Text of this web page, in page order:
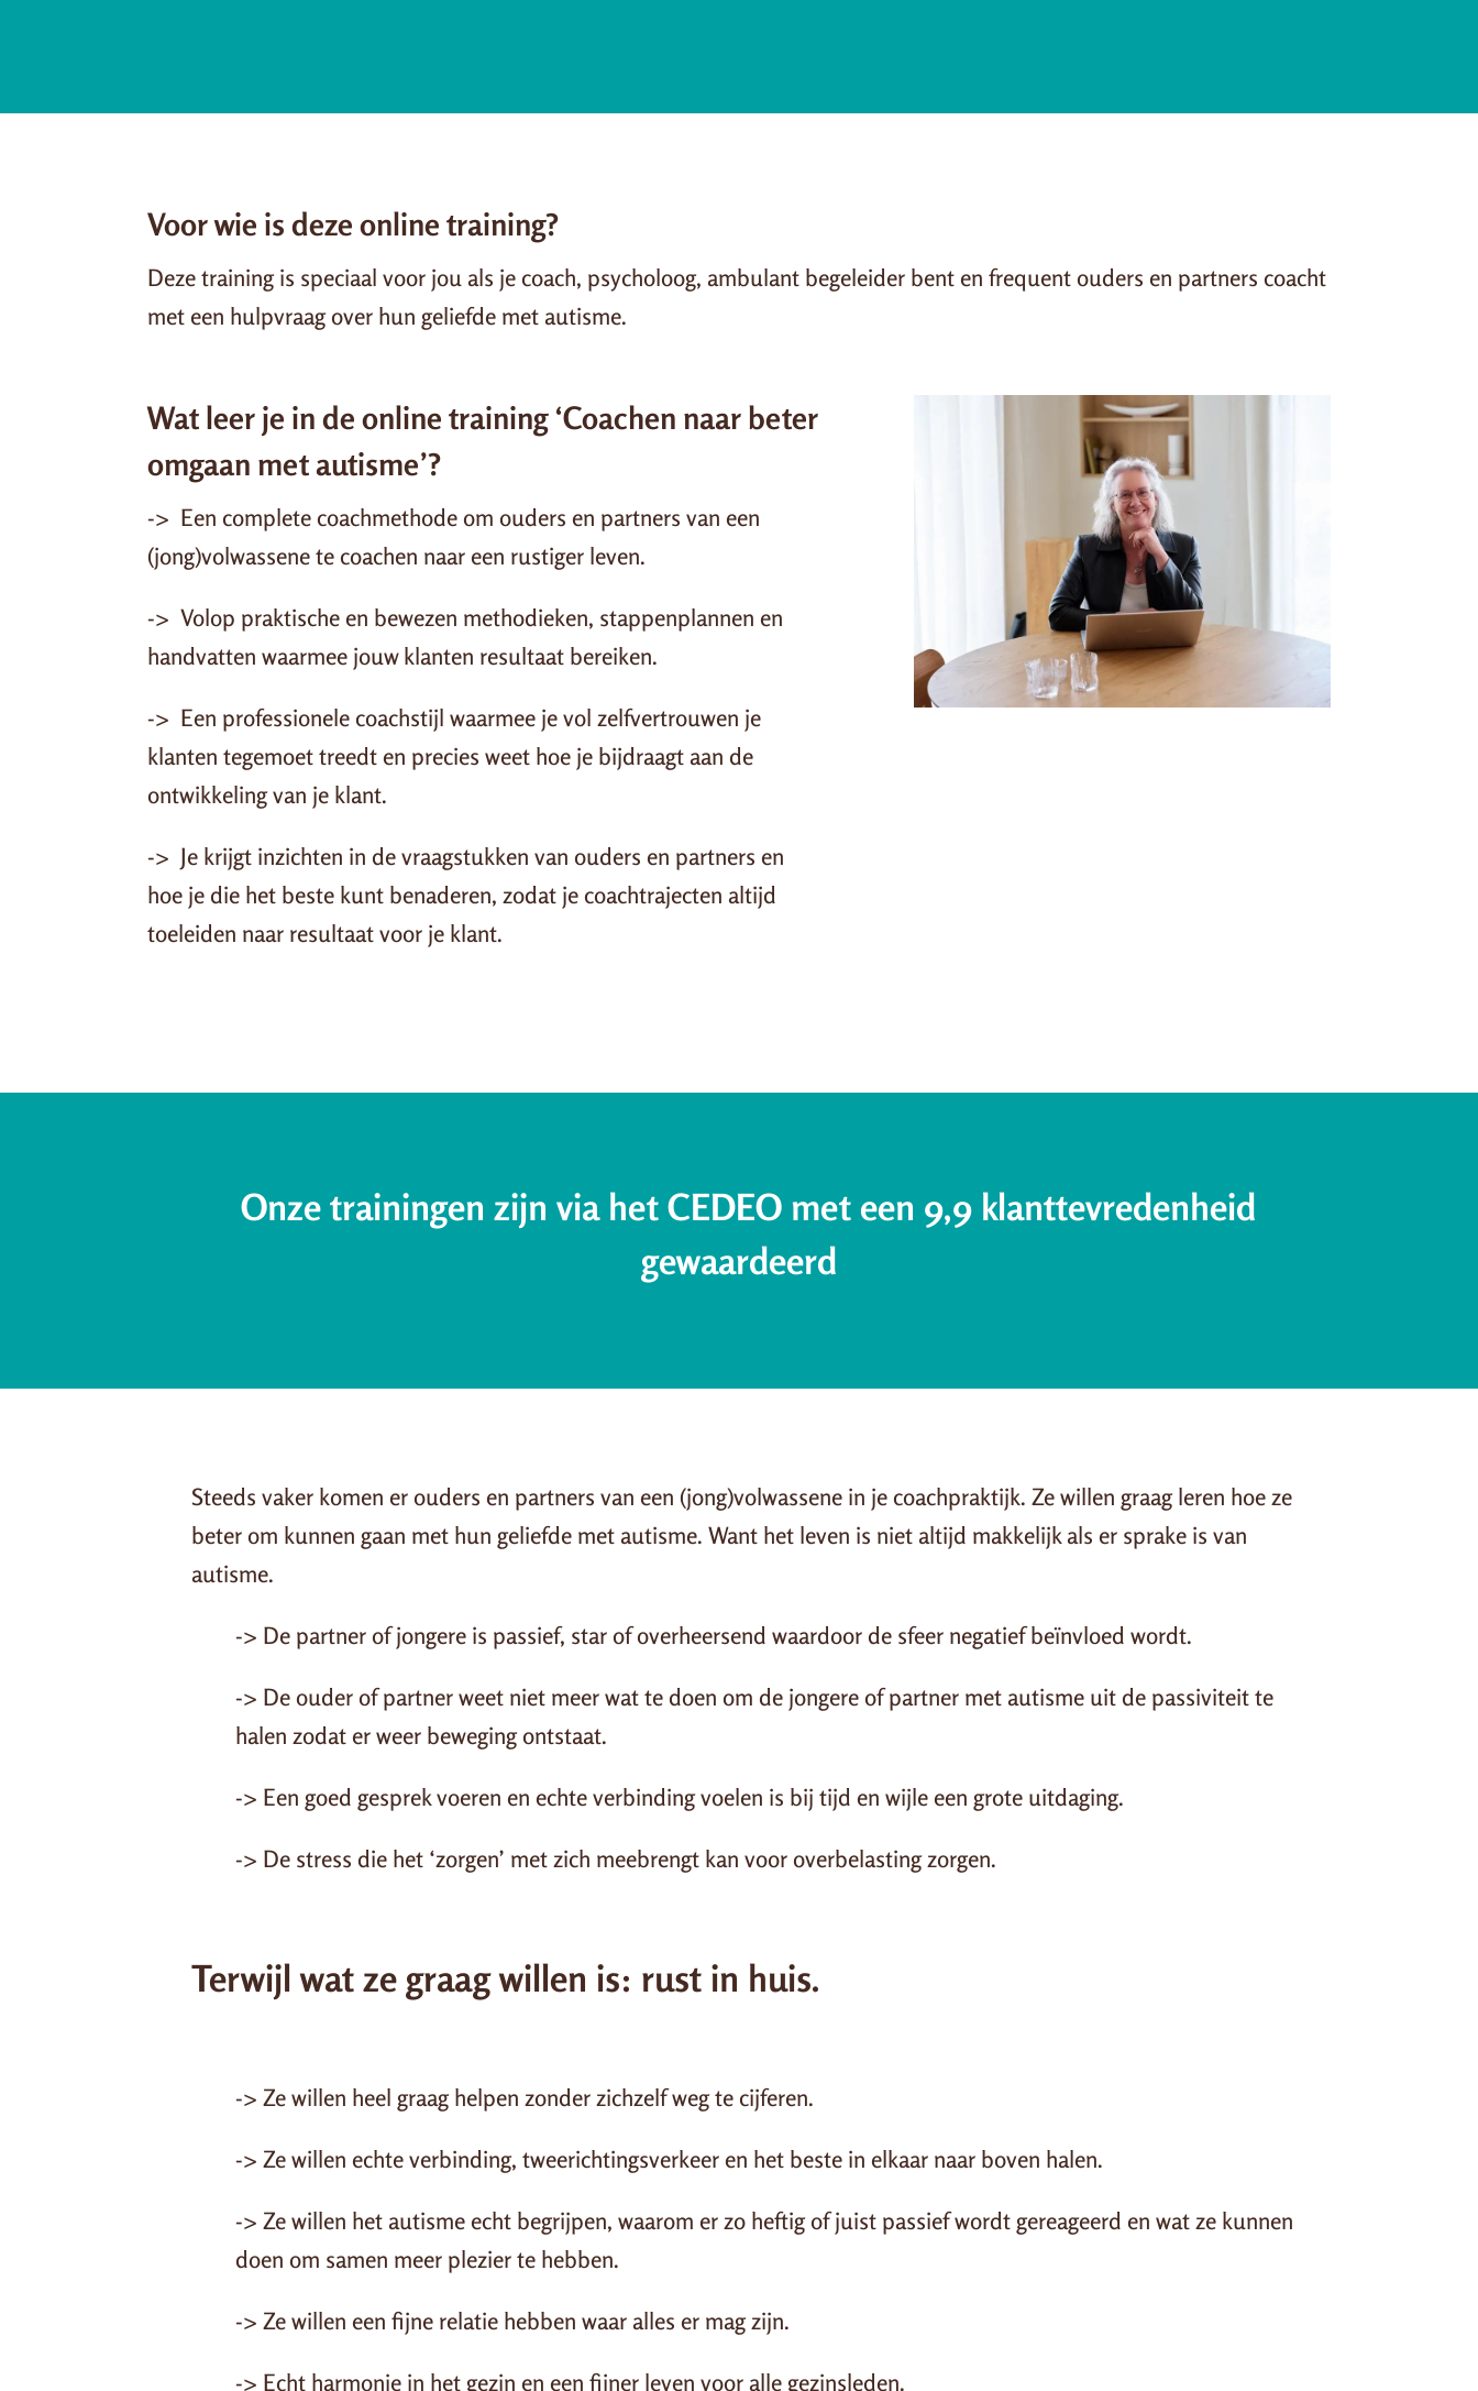
Voor wie is deze online training?
Deze training is speciaal voor jou als je coach, psycholoog, ambulant begeleider bent en frequent ouders en partners coacht
met een hulpvraag over hun geliefde met autisme.
Wat leer je in de online training ‘Coachen naar beter
omgaan met autisme’?
-> Een complete coachmethode om ouders en partners van een
(jong)volwassene te coachen naar een rustiger leven.
-> Volop praktische en bewezen methodieken, stappenplannen en
handvatten waarmee jouw klanten resultaat bereiken.
-> Een professionele coachstijl waarmee je vol zelfvertrouwen je
klanten tegemoet treedt en precies weet hoe je bijdraagt aan de
ontwikkeling van je klant.
-> Je krijgt inzichten in de vraagstukken van ouders en partners en
hoe je die het beste kunt benaderen, zodat je coachtrajecten altijd
toeleiden naar resultaat voor je klant.
Onze trainingen zijn via het CEDEO met een 9,9 klanttevredenheid
gewaardeerd
Steeds vaker komen er ouders en partners van een (jong)volwassene in je coachpraktijk. Ze willen graag leren hoe ze
beter om kunnen gaan met hun geliefde met autisme. Want het leven is niet altijd makkelijk als er sprake is van
autisme.
-> De partner of jongere is passief, star of overheersend waardoor de sfeer negatief beïnvloed wordt.
-> De ouder of partner weet niet meer wat te doen om de jongere of partner met autisme uit de passiviteit te
halen zodat er weer beweging ontstaat.
-> Een goed gesprek voeren en echte verbinding voelen is bij tijd en wijle een grote uitdaging.
-> De stress die het ‘zorgen’ met zich meebrengt kan voor overbelasting zorgen.
Terwijl wat ze graag willen is: rust in huis.
-> Ze willen heel graag helpen zonder zichzelf weg te cijferen.
-> Ze willen echte verbinding, tweerichtingsverkeer en het beste in elkaar naar boven halen.
-> Ze willen het autisme echt begrijpen, waarom er zo heftig of juist passief wordt gereageerd en wat ze kunnen
doen om samen meer plezier te hebben.
-> Ze willen een fijne relatie hebben waar alles er mag zijn.
-> Echt harmonie in het gezin en een fijner leven voor alle gezinsleden.